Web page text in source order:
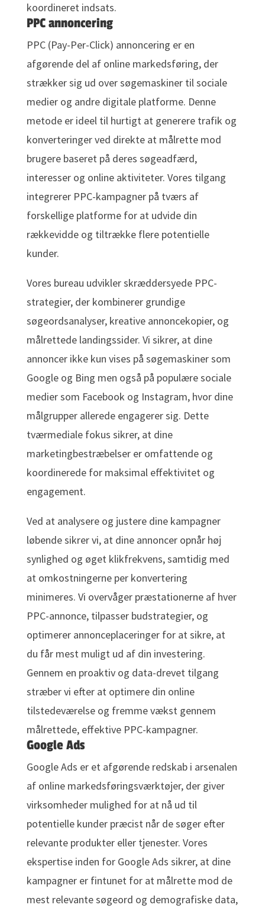
koordineret indsats.
PPC annoncering
PPC (Pay-Per-Click) annoncering er en
afgørende del af online markedsføring, der
strækker sig ud over søgemaskiner til sociale
medier og andre digitale platforme. Denne
metode er ideel til hurtigt at generere trafik og
konverteringer ved direkte at målrette mod
brugere baseret på deres søgeadfærd,
interesser og online aktiviteter. Vores tilgang
integrerer PPC-kampagner på tværs af
forskellige platforme for at udvide din
rækkevidde og tiltrække flere potentielle
kunder.
Vores bureau udvikler skræddersyede PPC-
strategier, der kombinerer grundige
søgeordsanalyser, kreative annoncekopier, og
målrettede landingssider. Vi sikrer, at dine
annoncer ikke kun vises på søgemaskiner som
Google og Bing men også på populære sociale
medier som Facebook og Instagram, hvor dine
målgrupper allerede engagerer sig. Dette
tværmediale fokus sikrer, at dine
marketingbestræbelser er omfattende og
koordinerede for maksimal effektivitet og
engagement.
Ved at analysere og justere dine kampagner
løbende sikrer vi, at dine annoncer opnår høj
synlighed og øget klikfrekvens, samtidig med
at omkostningerne per konvertering
minimeres. Vi overvåger præstationerne af hver
PPC-annonce, tilpasser budstrategier, og
optimerer annonceplaceringer for at sikre, at
du får mest muligt ud af din investering.
Gennem en proaktiv og data-drevet tilgang
stræber vi efter at optimere din online
tilstedeværelse og fremme vækst gennem
målrettede, effektive PPC-kampagner.
Google Ads
Google Ads er et afgørende redskab i arsenalen
af online markedsføringsværktøjer, der giver
virksomheder mulighed for at nå ud til
potentielle kunder præcist når de søger efter
relevante produkter eller tjenester. Vores
ekspertise inden for Google Ads sikrer, at dine
kampagner er fintunet for at målrette mod de
mest relevante søgeord og demografiske data,